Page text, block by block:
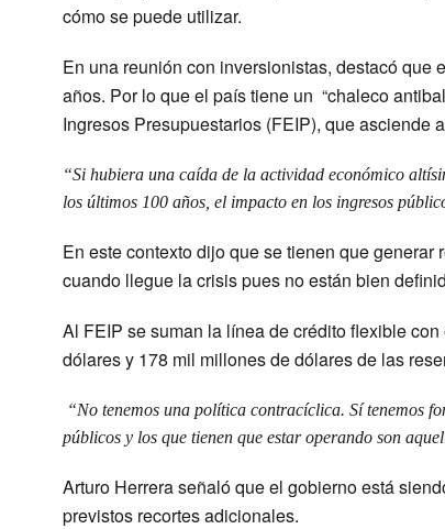
cómo se puede utilizar.
En una reunión con inversionistas, destacó que
años. Por lo que el país tiene un “chaleco
Ingresos Presupuestarios (FEIP), que asciende
“Si hubiera una caída de la actividad económico
los últimos 100 años, el impacto en los ingresos
En este contexto dijo que se tienen que
cuando llegue la crisis pues no están bien
Al FEIP se suman la línea de crédito flexible
dólares y 178 mil millones de dólares de las
“No tenemos una política contracíclica. Sí tenemos
públicos y los que tienen que estar operando son
Arturo Herrera señaló que el gobierno está
previstos recortes adicionales.